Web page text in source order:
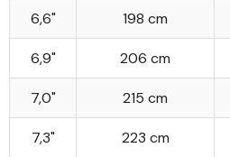
6,6" 198 cm
6,9" 206 cm
7,0" 215 cm
7,3" 223 cm